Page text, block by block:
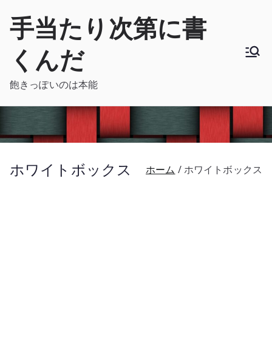
手当たり次第に書
くんだ
飽きっぽいのは本能
ホワイトボックス ホーム ホワイトボックス